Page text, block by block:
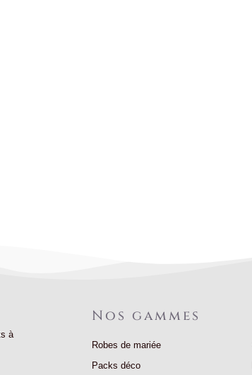
à
Nos gammes
Robes de mariée
Packs déco